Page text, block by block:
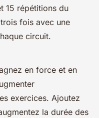
15 répétitions du
fois avec une
circuit.
en force et en
exercices. Ajoutez
la durée des